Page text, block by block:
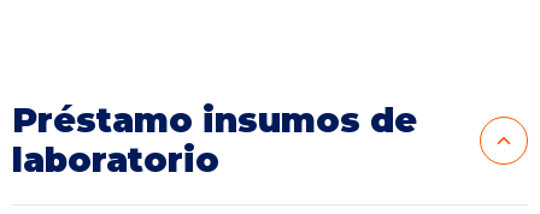
Préstamo insumos de
laboratorio